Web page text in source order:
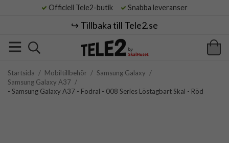
Officiell Tele2-butik Snabba leveranser
↪️ Tillbaka till Tele2.se
Startsida / Mobiltillbehör / Samsung Galaxy /
Samsung Galaxy A37 /
- Samsung Galaxy A37 - Fodral - 008 Series Löstagbart Skal - Röd